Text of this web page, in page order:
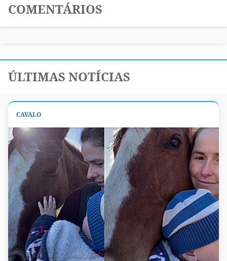
COMENTÁRIOS
ÚLTIMAS NOTÍCIAS
CAVALO